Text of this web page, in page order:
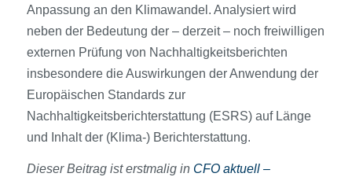
Anpassung an den Klimawandel. Analysiert wird
neben der Bedeutung der – derzeit – noch freiwilligen
externen Prüfung von Nachhaltigkeitsberichten
insbesondere die Auswirkungen der Anwendung der
Europäischen Standards zur
Nachhaltigkeitsberichterstattung (ESRS) auf Länge
und Inhalt der (Klima-) Berichterstattung.
Dieser Beitrag ist erstmalig in CFO aktuell –